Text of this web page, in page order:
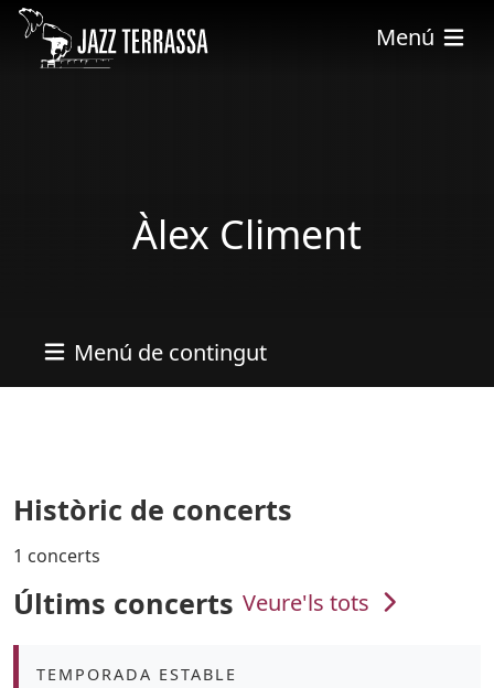
Pasar al contenido principal
Menú
Àlex Climent
Menú de contingut
Històric de concerts
1 concerts
Últims concerts Veure'ls tots
Àmbit
TEMPORADA ESTABLE